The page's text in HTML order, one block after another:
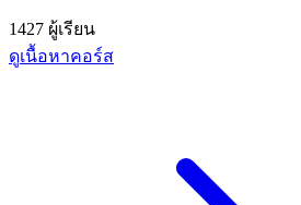
1427 ผู้เรียน
ดูเนื้อหาคอร์ส